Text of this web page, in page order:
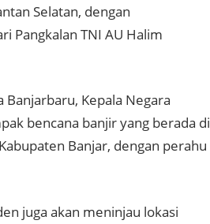
Selatan, dengan
Pangkalan TNI AU Halim
Banjarbaru, Kepala Negara
bencana banjir yang berada di
Banjar, dengan perahu
juga akan meninjau lokasi